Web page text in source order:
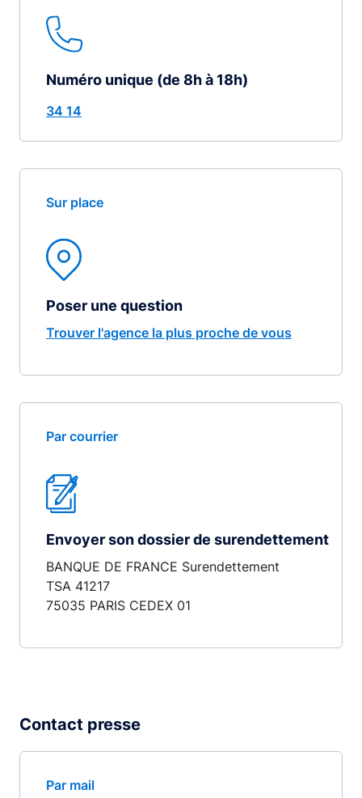
Numéro unique (de 8h à 18h)
34 14
Sur place
Poser une question
Trouver l'agence la plus proche de vous
Par courrier
Envoyer son dossier de surendettement
BANQUE DE FRANCE Surendettement
TSA 41217
75035 PARIS CEDEX 01
Contact presse
Par mail